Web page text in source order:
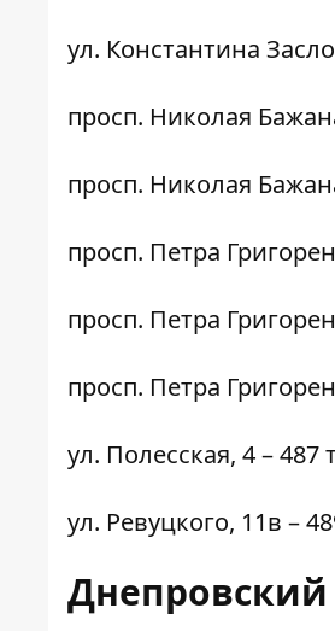
ул. Константина
просп. Николая
просп. Николая
просп. Петра
просп. Петра
просп. Петра
ул. Полесская, 4– 487
ул. Ревуцкого, 11в –